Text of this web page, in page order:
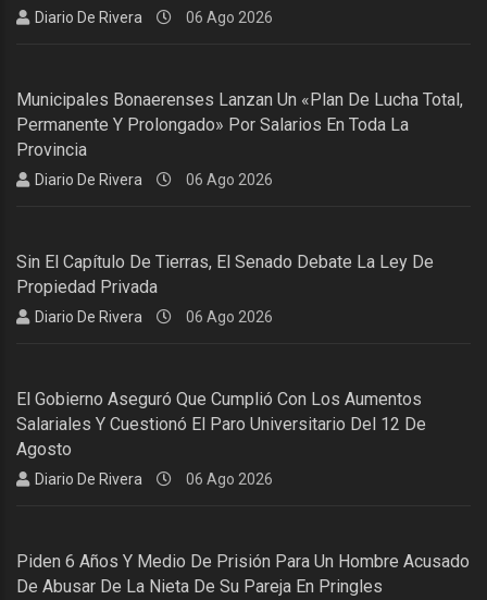
Diario De Rivera 06 Ago 2026
Municipales Bonaerenses Lanzan Un «plan De Lucha Total,
Permanente Y Prolongado» Por Salarios En Toda La
Provincia
Diario De Rivera 06 Ago 2026
Sin El Capítulo De Tierras, El Senado Debate La Ley De
Propiedad Privada
Diario De Rivera 06 Ago 2026
El Gobierno Aseguró Que Cumplió Con Los Aumentos
Salariales Y Cuestionó El Paro Universitario Del 12 De
Agosto
Diario De Rivera 06 Ago 2026
Piden 6 Años Y Medio De Prisión Para Un Hombre Acusado
De Abusar De La Nieta De Su Pareja En Pringles